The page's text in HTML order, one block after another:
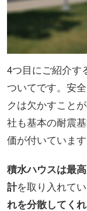
4つ目にご紹介す
ついてです。安
クは欠かすこと
社も基本の耐震
価が付いています
積水ハウスは最
計を取り入れてい
れを分散してく